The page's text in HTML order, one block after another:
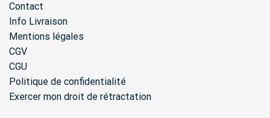
Contact
Info Livraison
Mentions légales
CGV
CGU
Politique de confidentialité
Exercer mon droit de rétractation